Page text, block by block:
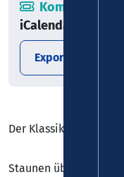
Kombiticket
iCalendar
Export date
Der Klassiker im Café
Staunen über